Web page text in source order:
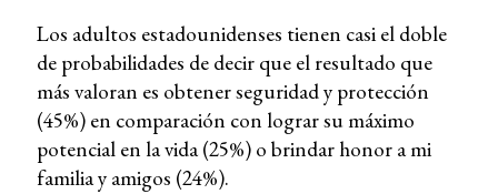
Los adultos estadounidenses tienen casi el doble
de probabilidades de decir que el resultado que
más valoran es obtener seguridad y protección
(45%) en comparación con lograr su máximo
potencial en la vida (25%) o brindar honor a mi
familia y amigos (24%).